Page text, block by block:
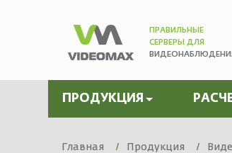
ПРАВИЛЬНЫЕ
СЕРВЕРЫ ДЛЯ
ПРОДУКЦИЯ
Главная Продукция